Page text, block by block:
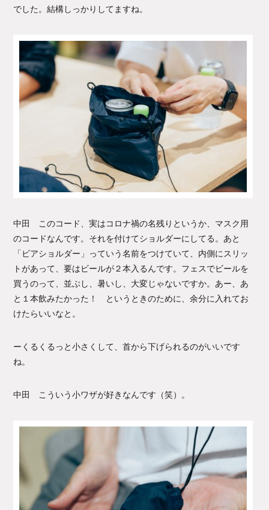
でした。結構しっかりしてますね。
中田 このコード、実はコロナ禍の名残りというか、マスク用
のコードなんです。それを付けてショルダーにしてる。あと
「ビアショルダー」っていう名前をつけていて、内側にスリッ
トがあって、要はビールが２本入るんです。フェスでビールを
買うのって、並ぶし、暑いし、大変じゃないですか。あー、あ
と１本飲みたかった！ というときのために、余分に入れてお
けたらいいなと。
ーくるくるっと小さくして、首から下げられるのがいいです
ね。
中田 こういう小ワザが好きなんです（笑）。